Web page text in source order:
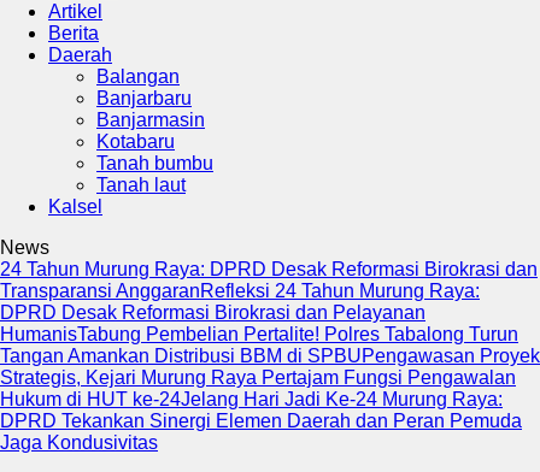
Artikel
Berita
Daerah
Balangan
Banjarbaru
Banjarmasin
Kotabaru
Tanah bumbu
Tanah laut
Kalsel
News
24 Tahun Murung Raya: DPRD Desak Reformasi Birokrasi dan
Transparansi AnggaranRefleksi 24 Tahun Murung Raya:
DPRD Desak Reformasi Birokrasi dan Pelayanan
HumanisTabung Pembelian Pertalite! Polres Tabalong Turun
Tangan Amankan Distribusi BBM di SPBUPengawasan Proyek
Strategis, Kejari Murung Raya Pertajam Fungsi Pengawalan
Hukum di HUT ke-24Jelang Hari Jadi Ke-24 Murung Raya:
DPRD Tekankan Sinergi Elemen Daerah dan Peran Pemuda
Jaga Kondusivitas